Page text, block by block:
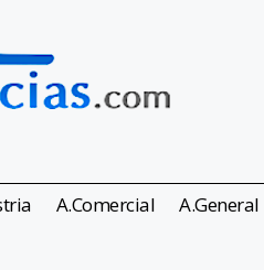
A.Comercial A.General